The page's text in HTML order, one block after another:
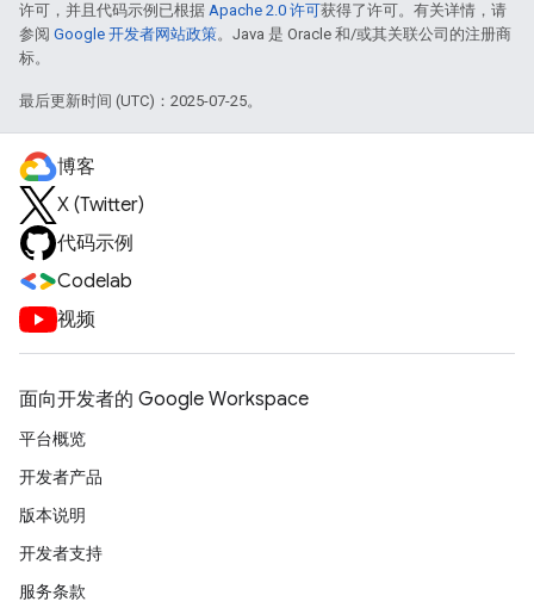
许可，并且代码示例已根据 Apache 2.0 许可获得了许可。有关详情，请
参阅 Google 开发者网站政策。Java 是 Oracle 和/或其关联公司的注册商
标。
最后更新时间 (UTC)：2025-07-25。
博客
X (Twitter)
代码示例
Codelab
视频
面向开发者的 Google Workspace
平台概览
开发者产品
版本说明
开发者支持
服务条款